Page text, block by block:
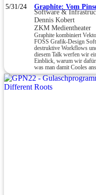
5/31/24 Graphite: Vom
Software &
Dennis Kobert
ZKM Medientheater
Graphite kombiniert
FOSS Grafik-Design
destruktive Workflows
diesem Talk werfen wir
Einblick, warum wir dafür
was man damit Cooles